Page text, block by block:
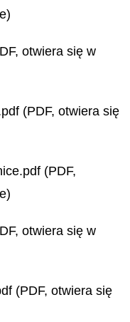
otwiera się w
(PDF, otwiera się
(PDF,
otwiera się w
(PDF, otwiera się